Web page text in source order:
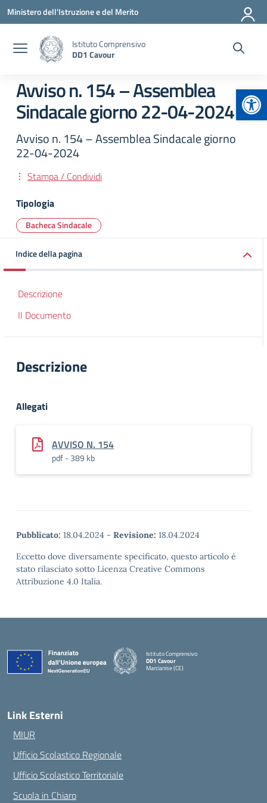
Vai ai contenuti
Vai al menu di navigazione
Vai al footer
Ministero dell'Istruzione e del Merito
Istituto Comprensivo
DD1 Cavour
Avviso n. 154 – Assemblea
Sindacale giorno 22-04-2024
Avviso n. 154 – Assemblea Sindacale giorno
22-04-2024
Stampa / Condividi
Tipologia
Bacheca Sindacale
Indice della pagina
Descrizione
Il Documento
Descrizione
Allegati
AVVISO N. 154
pdf - 389 kb
Pubblicato: 18.04.2024 - Revisione: 18.04.2024
Eccetto dove diversamente specificato, questo articolo è
stato rilasciato sotto Licenza Creative Commons
Attribuzione 4.0 Italia.
Istituto Comprensivo
DD1 Cavour
Marcianise (CE)
Link Esterni
MIUR
Ufficio Scolastico Regionale
Ufficio Scolastico Territoriale
Scuola in Chiaro